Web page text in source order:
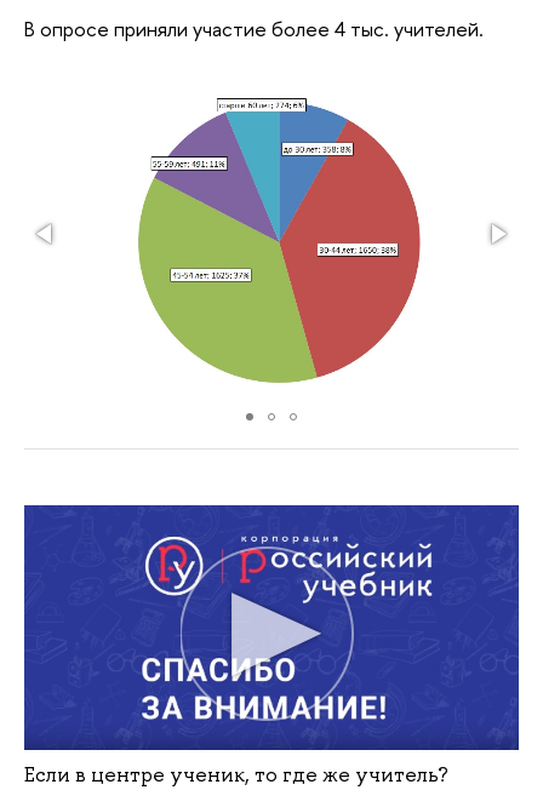
В опросе приняли участие более 4 тыс. учителей.
Если в центре ученик, то где же учитель?